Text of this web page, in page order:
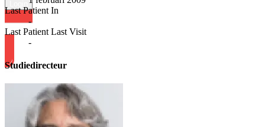
Last Patient In
-
Last Patient Last Visit
-
Studiedirecteur